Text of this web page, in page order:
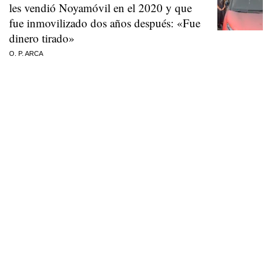
les vendió Noyamóvil en el 2020 y que
fue inmovilizado dos años después: «Fue
dinero tirado»
O. P. ARCA